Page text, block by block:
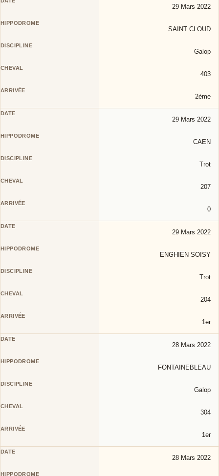
29 Mars 2022
SAINT CLOUD
Galop
403
2éme
29 Mars 2022
CAEN
Trot
207
0
29 Mars 2022
ENGHIEN SOISY
Trot
204
1er
28 Mars 2022
FONTAINEBLEAU
Galop
304
1er
28 Mars 2022